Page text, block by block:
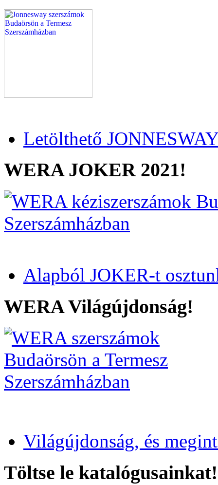
Letölthető
WERA JOKER 2021!
Alapból JOKER-t
WERA Világújdonság!
Világújdonság, és
Töltse le katalógusainkat!